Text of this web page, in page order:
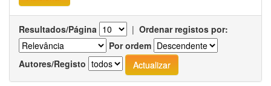
Resultados/Página | Ordenar registos por:
Por ordem
Autores/Registo